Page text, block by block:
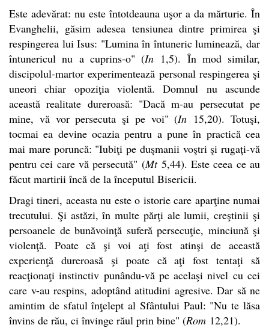
Este adevărat: nu este întotdeauna uşor a da mărturie. În
Evanghelii, găsim adesea tensiunea dintre primirea şi
respingerea lui Isus: "Lumina în întuneric luminează, dar
întunericul nu a cuprins-o" (In 1,5). În mod similar,
discipolul-martor experimentează personal respingerea şi
uneori chiar opoziţia violentă. Domnul nu ascunde
această realitate dureroasă: "Dacă m-au persecutat pe
mine, vă vor persecuta şi pe voi" (In 15,20). Totuşi,
tocmai ea devine ocazia pentru a pune în practică cea
mai mare poruncă: "Iubiţi pe duşmanii voştri şi rugaţi-vă
pentru cei care vă persecută" (Mt5,44). Este ceea ce au
făcut martirii încă de la începutul Bisericii.
Dragi tineri, aceasta nu este o istorie care aparţine numai
trecutului. Şi astăzi, în multe părţi ale lumii, creştinii şi
persoanele de bunăvoinţă suferă persecuţie, minciună şi
violenţă. Poate că şi voi aţi fost atinşi de această
experienţă dureroasă şi poate că aţi fost tentaţi să
reacţionaţi instinctiv punându-vă pe acelaşi nivel cu cei
care v-au respins, adoptând atitudini agresive. Dar să ne
amintim de sfatul înţelept al Sfântului Paul: "Nu te lăsa
învins de rău, ci învinge răul prin bine" (Rom 12,21).